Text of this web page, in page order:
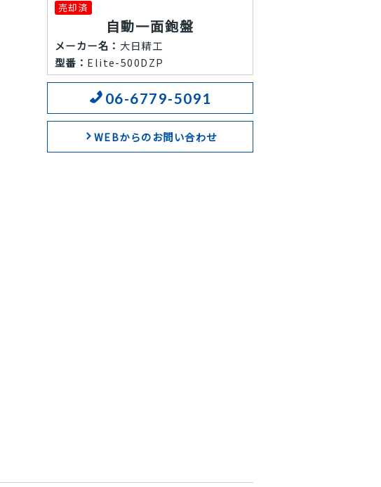
売却済
自動一面鉋盤
メーカー名： 大日精工
型番： Elite-500DZP
06-6779-5091
WEBからのお問い合わせ